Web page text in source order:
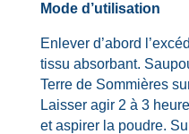
Mode d’utilisation
Enlever d’abord
tissu absorbant.
Terre de Sommières
Laisser agir 2 à 3
et aspirer la poudre.